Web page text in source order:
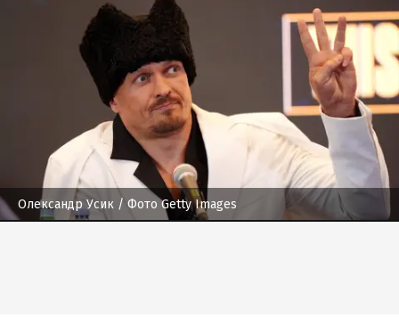
Олександр Усик / Фото Getty Images